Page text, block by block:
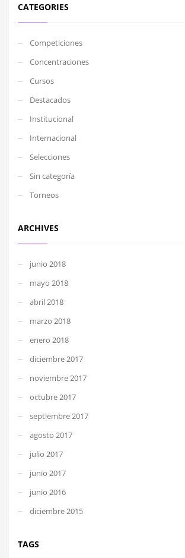
CATEGORIES
Competiciones
Concentraciones
Cursos
Destacados
Institucional
Internacional
Selecciones
Sin categoría
Torneos
ARCHIVES
junio 2018
mayo 2018
abril 2018
marzo 2018
enero 2018
diciembre 2017
noviembre 2017
octubre 2017
septiembre 2017
agosto 2017
julio 2017
junio 2017
junio 2016
diciembre 2015
TAGS